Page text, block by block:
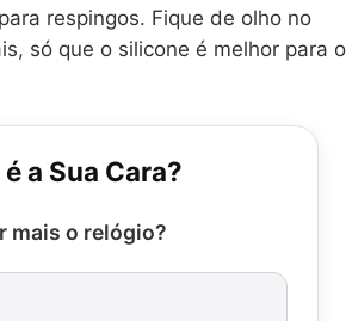
respingos. Fique de olho no
só que o silicone é melhor para o
a Sua Cara?
mais o relógio?